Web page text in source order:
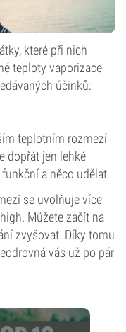
které při nich
teploty vaporizace
účinků:
teplotním rozmezí
dopřát jen lehké
a něco udělat.
se uvolňuje více
Můžete začít na
zvyšovat. Díky tomu
vás už po pár